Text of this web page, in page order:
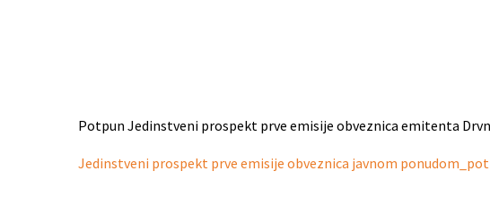
Potpun Jedinstveni prospekt prve emisije obveznica emitenta
Jedinstveni prospekt prve emisije obveznica javnom